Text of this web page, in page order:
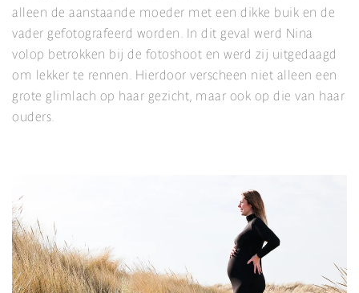
alleen de aanstaande moeder met een dikke buik en de
vader gefotografeerd worden. In dit geval werd Nina
volop betrokken bij de fotoshoot en werd zij uitgedaagd
om lekker te rennen. Hierdoor verscheen niet alleen een
grote glimlach op haar gezicht, maar ook op die van haar
ouders.